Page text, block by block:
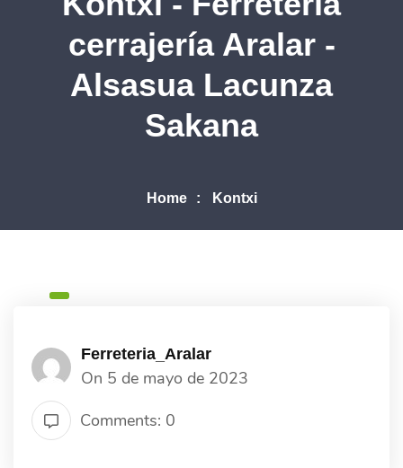
cerrajería Aralar -
Alsasua Lacunza
Sakana
Home Kontxi
Ferreteria_Aralar
On 5 de mayo de 2023
Comments: 0